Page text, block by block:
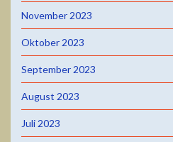
November 2023
Oktober 2023
September 2023
August 2023
Juli 2023